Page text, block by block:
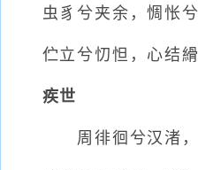
虫豸兮夹余，惆怅兮
伫立兮忉怛，心结縎
疾世
周徘徊兮汉渚，